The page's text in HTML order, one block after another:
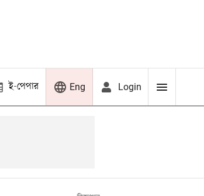
ই-পেপার Eng Login